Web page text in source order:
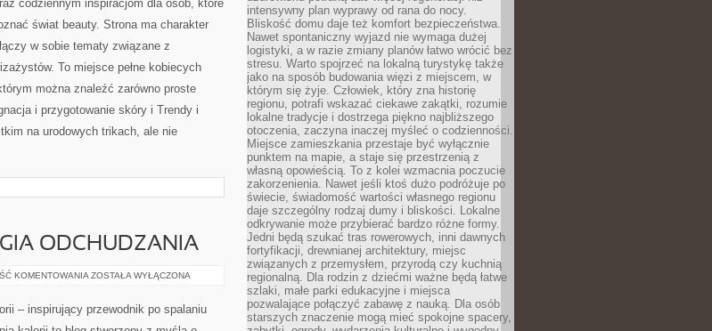
codziennym inspiracjom dla osób, które
świat beauty. Strona ma charakter
w sobie tematy związane z
To miejsce pełne kobiecych
można znaleźć zarówno proste
i przygotowanie skóry i Trendy i
na urodowych trikach, ale nie
ODCHUDZANIA
KOMENTOWANIA MOTYWACJA
ODCHUDZANIA
ZOSTAŁA WYŁĄCZONA
– inspirujący przewodnik po spalaniu
intensywny plan wyprawy od rana do nocy.
Bliskość domu daje też komfort bezpieczeństwa.
Nawet spontaniczny wyjazd nie wymaga dużej
logistyki, a w razie zmiany planów łatwo wrócić bez
stresu. Warto spojrzeć na lokalną turystykę także
jako na sposób budowania więzi z miejscem, w
którym się żyje. Człowiek, który zna historię
regionu, potrafi wskazać ciekawe zakątki, rozumie
lokalne tradycje i dostrzega piękno najbliższego
otoczenia, zaczyna inaczej myśleć o codzienności.
Miejsce zamieszkania przestaje być wyłącznie
punktem na mapie, a staje się przestrzenią z
własną opowieścią. To z kolei wzmacnia poczucie
zakorzenienia. Nawet jeśli ktoś dużo podróżuje po
świecie, świadomość wartości własnego regionu
daje szczególny rodzaj dumy i bliskości. Lokalne
odkrywanie może przybierać bardzo różne formy.
Jedni będą szukać tras rowerowych, inni dawnych
fortyfikacji, drewnianej architektury, miejsc
związanych z przemysłem, przyrodą czy kuchnią
regionalną. Dla rodzin z dziećmi ważne będą łatwe
szlaki, małe parki edukacyjne i miejsca
pozwalające połączyć zabawę z nauką. Dla osób
starszych znaczenie mogą mieć spokojne spacery,